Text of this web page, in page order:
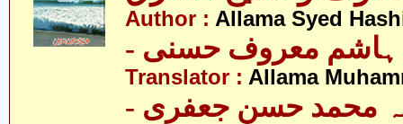
Author : Allama Syed
ہاشم معروف حسنی
Translator : Allama
محمد حسن جعفری